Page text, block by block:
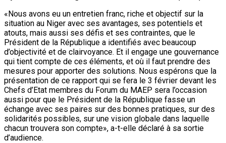
«Nous avons eu un entretien franc, riche et objectif sur la
situation au Niger avec ses avantages, ses potentiels et
atouts, mais aussi ses défis et ses contraintes, que le
Président de la République a identifiés avec beaucoup
d’objectivité et de clairvoyance. Et il engage une gouvernance
qui tient compte de ces éléments, et où il faut prendre des
mesures pour apporter des solutions. Nous espérons que la
présentation de ce rapport qui se fera le 3 février devant les
Chefs d’Etat membres du Forum du MAEP sera l’occasion
aussi pour que le Président de la République fasse un
échange avec ses paires sur des bonnes pratiques, sur des
solidarités possibles, sur une vision globale dans laquelle
chacun trouvera son compte», a-t-elle déclaré à sa sortie
d’audience.